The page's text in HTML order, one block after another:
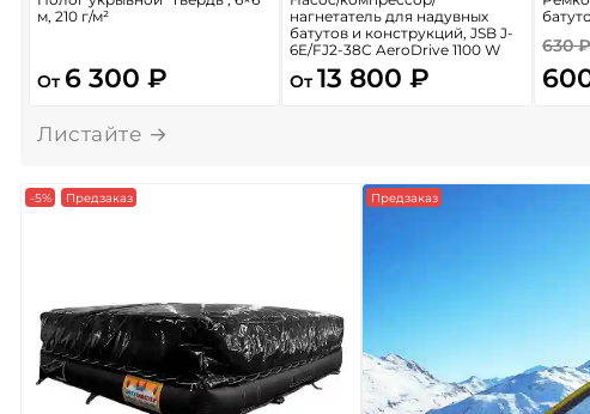
м, 210 г/м²
От 6 300 ₽
нагнетатель для надувных
батутов и конструкций, JSB J-
6E/FJ2-38C AeroDrive 1100 W
От 13 800 ₽
630 ₽
-5% Предзаказ Предзаказ